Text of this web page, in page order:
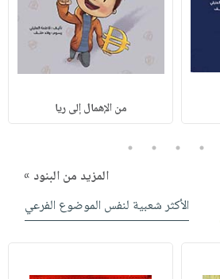
من الإهمال إلى ريا
2
3
4
5
المزيد من البنود »
الأكثر شعبية لنفس الموضوع الفرعي